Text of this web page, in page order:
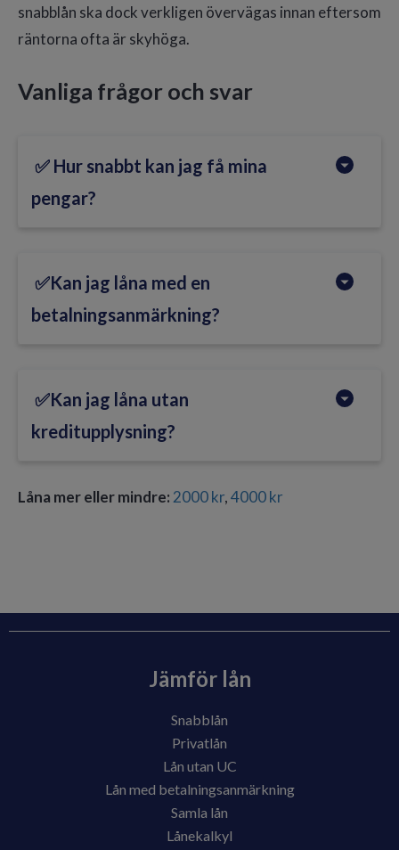
snabblån ska dock verkligen övervägas innan eftersom
räntorna ofta är skyhöga.
Vanliga frågor och svar
✅ Hur snabbt kan jag få mina
pengar?
utbetalning får du pengarna direkt.
✅Kan jag låna med en
betalningsanmärkning?
ett lån trots betalningsanmärkningar.
✅Kan jag låna utan
kreditupplysning?
Nej, alla långivare har skyldighet enligt lag att
Låna mer eller mindre:2000 kr,4000 kr
Jämför lån
Snabblån
Privatlån
Lån utan UC
Lån med betalningsanmärkning
Samla lån
Lånekalkyl